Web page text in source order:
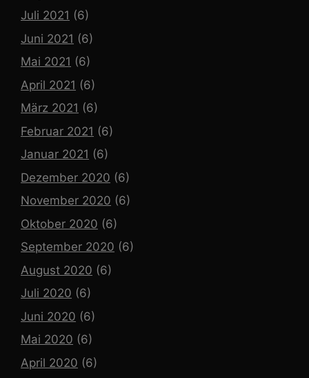
Juli 2021 (6)
Juni 2021 (6)
Mai 2021 (6)
April 2021 (6)
März 2021 (6)
Februar 2021 (6)
Januar 2021 (6)
Dezember 2020 (6)
November 2020 (6)
Oktober 2020 (6)
September 2020 (6)
August 2020 (6)
Juli 2020 (6)
Juni 2020 (6)
Mai 2020 (6)
April 2020 (6)